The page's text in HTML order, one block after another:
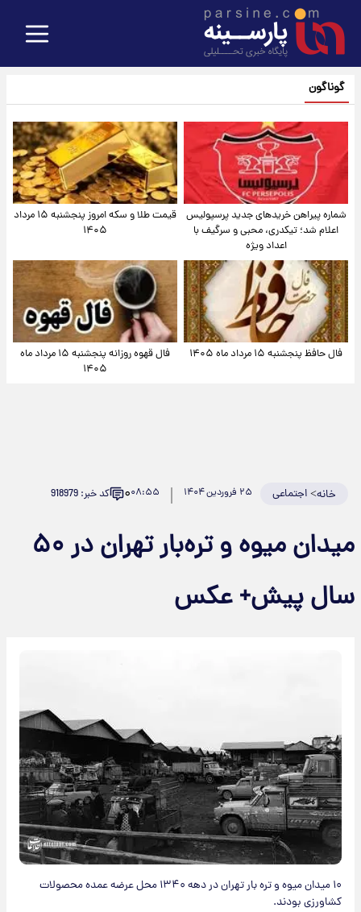
گوناگون
شماره پیراهن خریدهای جدید پرسپولیس
اعلام شد؛ تیکدری، محبی و سرگیف با
اعداد ویژه
قیمت طلا و سکه امروز پنجشنبه ۱۵ مرداد
۱۴۰۵
فال حافظ پنجشنبه ۱۵ مرداد ماه ۱۴۰۵
فال قهوه روزانه پنجشنبه ۱۵ مرداد ماه
۱۴۰۵
خانه>اجتماعی ۲۵ فروردین ۱۴۰۴ ۰۸:۵۵۰ کد خبر: 918979
میدان میوه و تره‌بار تهران در ۵۰
سال پیش+ عکس
۱۰ میدان‌ میوه و تره بار تهران در دهه ۱۳۴۰ محل عرضه عمده محصولات
کشاورزی بودند.